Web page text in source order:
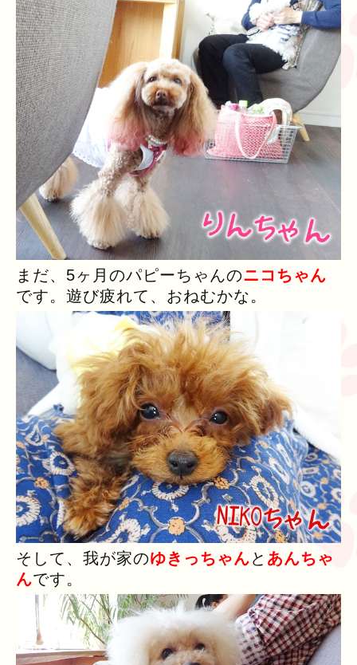
まだ、5ヶ月のパピーちゃんのニコちゃん
です。遊び疲れて、おねむかな。
そして、我が家のゆきっちゃんと あんちゃ
んです。